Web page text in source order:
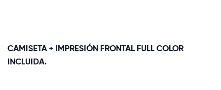
CAMISETA + IMPRESIÓN FRONTAL FULL COLOR
INCLUIDA.